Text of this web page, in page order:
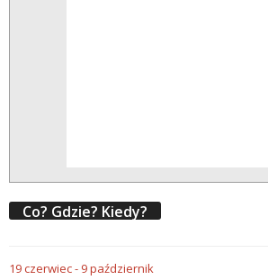
Co? Gdzie? Kiedy?
19czerwiec- 9październik